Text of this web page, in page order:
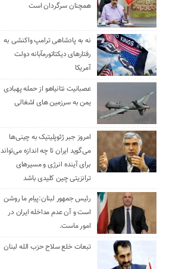
همچنان سرگردان است
نه به پادشاهی ترامپ واکنشی به
رفتارهای دیکتاتورمآبانه دولت
آمریکا
عصبانیت نتانیاهو از حمله پهبادی
یمن به سرزمین های اشغالی
امروز جبر ژئوپلیتیک به چینی‌ها
می‌گوید ایران تا چه اندازه می‌تواند
برای آینده انرژی و مسیرهای
ترانزیتی چین کلیدی باشد
رئیس جمهور لبنان:پیام ما روشن
است و آن عدم مداخله ایران در
امور ماست.
تبعات خلع سلاح حزب الله لبنان